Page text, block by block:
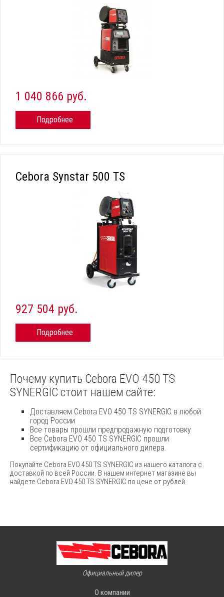
1 040 866 руб.
Подробнее
Cebora Synstar 500 TS
927 504 руб.
Подробнее
Почему купить Cebora EVO 450 TS
SYNERGIC стоит нашем сайте:
Доставляем Cebora EVO 450 TS SYNERGIC в любой
город России
Все товары прошли предпродажную подготовку
Все Cebora EVO 450 TS SYNERGIC прошли
сертификацию от официального дилера.
Покупайте Cebora EVO 450 TS SYNERGIC из нашего каталога с
доставкой по всей России. В нашем интернет магазине вы
найдете Cebora EVO 450 TS SYNERGIC по цене от рублей
Официальный дилер
О компании